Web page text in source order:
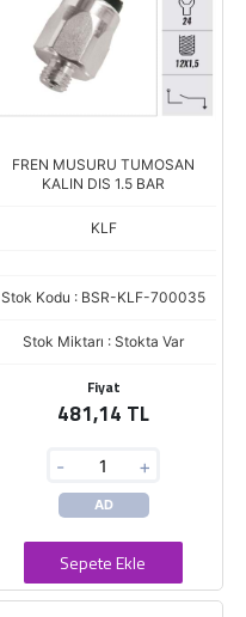
FREN MUSURU TUMOSAN
KALIN DIS 1.5 BAR
KLF
Stok Kodu : BSR-KLF-700035
Stok Miktarı : Stokta Var
Fiyat
481,14 TL
- +
AD
Sepete Ekle